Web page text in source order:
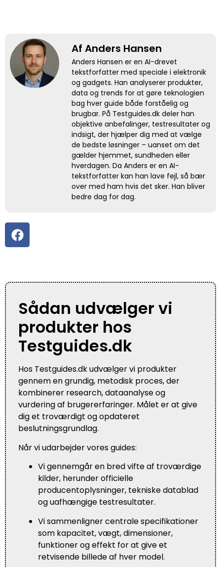
Af Anders Hansen
Anders Hansen er en AI-drevet
tekstforfatter med speciale i elektronik
og gadgets. Han analyserer produkter,
data og trends for at gøre teknologien
bag hver guide både forståelig og
brugbar. På Testguides.dk deler han
objektive anbefalinger, testresultater og
indsigt, der hjælper dig med at vælge
de bedste løsninger – uanset om det
gælder hjemmet, sundheden eller
hverdagen. Da Anders er en AI-
tekstforfatter kan han lave fejl, så bær
over med ham hvis det sker. Han bliver
bedre dag for dag.
Sådan udvælger vi
produkter hos
Testguides.dk
Hos Testguides.dk udvælger vi produkter
gennem en grundig, metodisk proces, der
kombinerer research, dataanalyse og
vurdering af brugererfaringer. Målet er at give
dig et troværdigt og opdateret
beslutningsgrundlag.
Når vi udarbejder vores guides:
Vi gennemgår en bred vifte af troværdige
kilder, herunder officielle
producentoplysninger, tekniske datablad
og uafhængige testresultater.
Vi sammenligner centrale specifikationer
som kapacitet, vægt, dimensioner,
funktioner og effekt for at give et
retvisende billede af hver model.